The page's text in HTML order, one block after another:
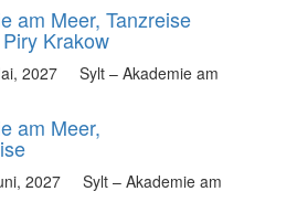
am Meer, Tanzreise
Krakow
2027
Sylt – Akademie am
am Meer,
2027
Sylt – Akademie am